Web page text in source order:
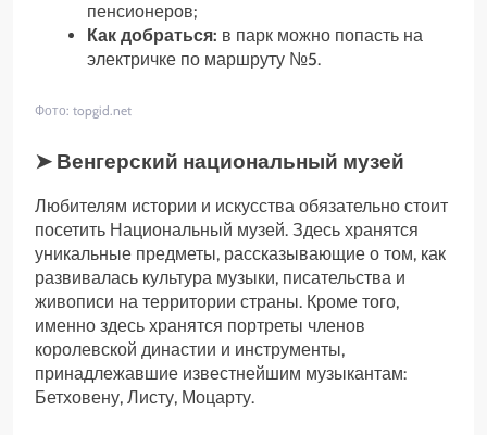
пенсионеров;
Как добраться: в парк можно попасть на
электричке по маршруту №5.
Фото: topgid.net
➤ Венгерский национальный музей
Любителям истории и искусства обязательно стоит
посетить Национальный музей. Здесь хранятся
уникальные предметы, рассказывающие о том, как
развивалась культура музыки, писательства и
живописи на территории страны. Кроме того,
именно здесь хранятся портреты членов
королевской династии и инструменты,
принадлежавшие известнейшим музыкантам:
Бетховену, Листу, Моцарту.